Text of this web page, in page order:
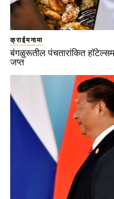
क्राईमनामा
बंगळुरूतील पंचतारांकित
जप्त